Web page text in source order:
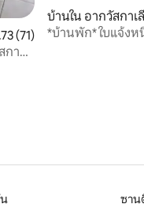
นเฉลี่ย 4.73 จาก 5, 71 รีวิว
(71)
กา
บ้านใน อากวัสกาเ
*บ้านพัก* ใบแจ้ง
ซาน